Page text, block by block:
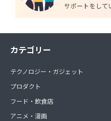
カテゴリー
テクノロジー・ガジェット
プロダクト
フード・飲食店
アニメ・漫画